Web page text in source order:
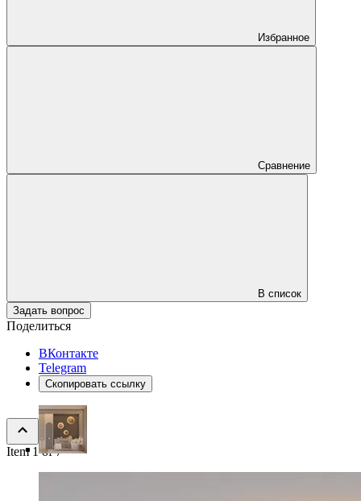
Избранное
Сравнение
В список
Задать вопрос
Поделиться
ВКонтакте
Telegram
Скопировать ссылку
Item 1 of 7